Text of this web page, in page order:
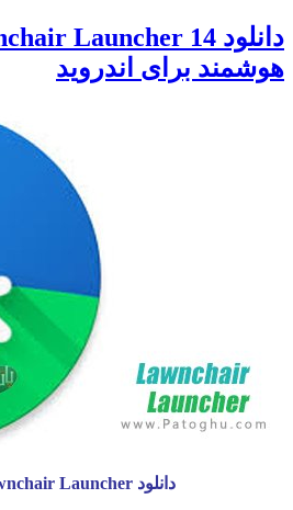
برای اندروید